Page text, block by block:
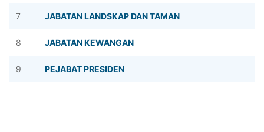
7 JABATAN LANDSKAP DAN TAMAN
8 JABATAN KEWANGAN
9 PEJABAT PRESIDEN